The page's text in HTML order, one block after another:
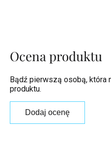
Ocena produktu
Bądź pierwszą osobą, która
produktu.
Dodaj ocenę